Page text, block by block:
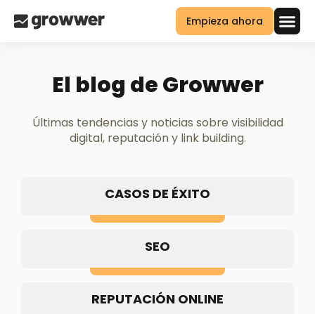
Empieza ahora
El blog de Growwer
Últimas tendencias y noticias sobre visibilidad
digital, reputación y link building.
CASOS DE ÉXITO
SEO
REPUTACIÓN ONLINE